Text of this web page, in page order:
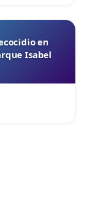
en
Isabel